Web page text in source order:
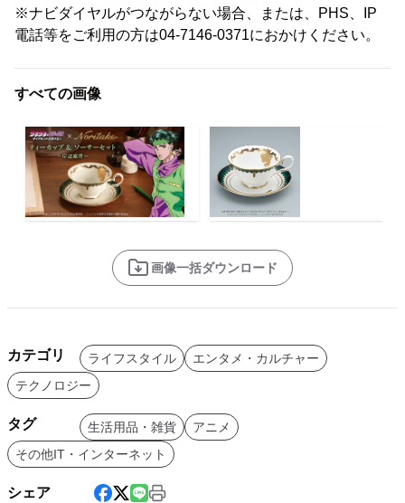
※ナビダイヤルがつながらない場合、または、PHS、IP
電話等をご利用の方は04-7146-0371におかけください。
すべての画像
画像一括ダウンロード
カテゴリ ライフスタイル
エンタメ・カルチャー
テクノロジー
タグ 生活用品・雑貨
アニメ
その他IT・インターネット
シェア